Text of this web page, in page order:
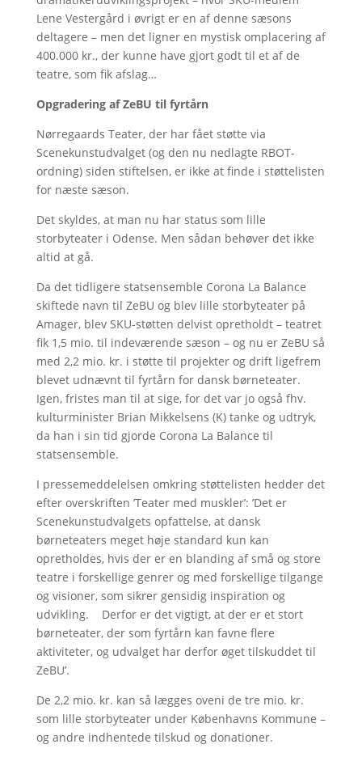
Lene Vestergård i øvrigt er en af denne sæsons
deltagere – men det ligner en mystisk omplacering af
400.000 kr., der kunne have gjort godt til et af de
teatre, som fik afslag…
Opgradering af ZeBU til fyrtårn
Nørregaards Teater, der har fået støtte via
Scenekunstudvalget (og den nu nedlagte RBOT-
ordning) siden stiftelsen, er ikke at finde i støttelisten
for næste sæson.
Det skyldes, at man nu har status som lille
storbyteater i Odense. Men sådan behøver det ikke
altid at gå.
Da det tidligere statsensemble Corona La Balance
skiftede navn til ZeBU og blev lille storbyteater på
Amager, blev SKU-støtten delvist opretholdt – teatret
fik 1,5 mio. til indeværende sæson – og nu er ZeBU så
med 2,2 mio. kr. i støtte til projekter og drift ligefrem
blevet udnævnt til fyrtårn for dansk børneteater.
Igen, fristes man til at sige, for det var jo også fhv.
kulturminister Brian Mikkelsens (K) tanke og udtryk,
da han i sin tid gjorde Corona La Balance til
statsensemble.
I pressemeddelelsen omkring støttelisten hedder det
efter overskriften ’Teater med muskler’: ’Det er
Scenekunstudvalgets opfattelse, at dansk
børneteaters meget høje standard kun kan
opretholdes, hvis der er en blanding af små og store
teatre i forskellige genrer og med forskellige tilgange
og visioner, som sikrer gensidig inspiration og
udvikling. Derfor er det vigtigt, at der er et stort
børneteater, der som fyrtårn kan favne flere
aktiviteter, og udvalget har derfor øget tilskuddet til
ZeBU’.
De 2,2 mio. kr. kan så lægges oveni de tre mio. kr.
som lille storbyteater under Københavns Kommune –
og andre indhentede tilskud og donationer.